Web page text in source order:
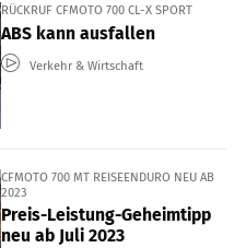
RÜCKRUF CFMOTO 700 CL-X SPORT
ABS kann ausfallen
Verkehr & Wirtschaft
CFMOTO 700 MT REISEENDURO NEU AB
2023
Preis-Leistung-Geheimtipp
neu ab Juli 2023